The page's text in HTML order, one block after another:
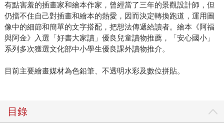
有點害羞的插畫家和繪本作家，曾經當了三年的景觀設計師，但
仍擋不住自己對插畫和繪本的熱愛，因而決定轉換跑道，運用圖
像中的細節和簡單的文字搭配，把想法傳遞給讀者。繪本《阿福
與阿金》入選「好書大家讀」優良兒童讀物推薦，「安心國小」
系列多次獲選文化部中小學生優良課外讀物推介。
目前主要繪畫媒材為色鉛筆、不透明水彩及數位拼貼。
目錄